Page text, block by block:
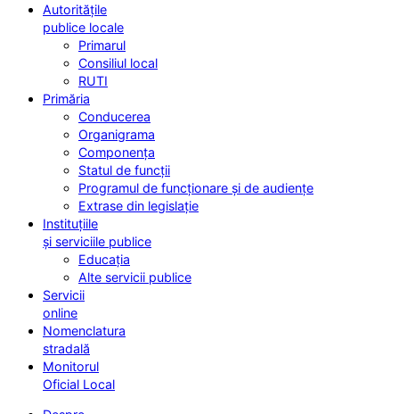
Autoritățile
publice locale
Primarul
Consiliul local
RUTI
Primăria
Conducerea
Organigrama
Componența
Statul de funcții
Programul de funcționare și de audiențe
Extrase din legislație
Instituțiile
și serviciile publice
Educația
Alte servicii publice
Servicii
online
Nomenclatura
stradală
Monitorul
Oficial Local